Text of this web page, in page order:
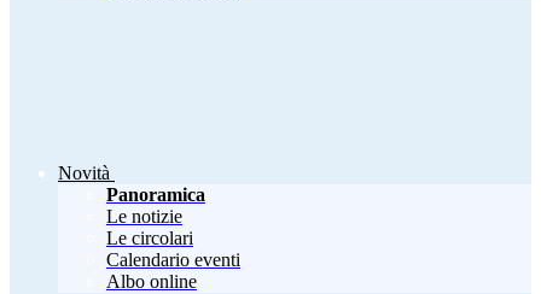
Novità
Panoramica
Le notizie
Le circolari
Calendario eventi
Albo online